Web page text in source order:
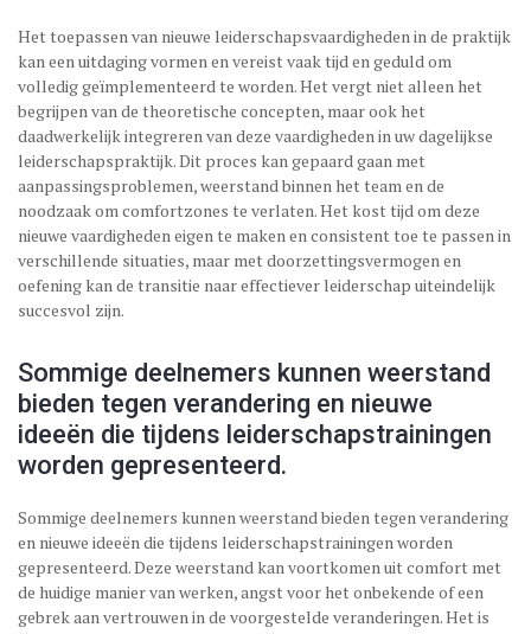
Het toepassen van nieuwe leiderschapsvaardigheden in de praktijk
kan een uitdaging vormen en vereist vaak tijd en geduld om
volledig geïmplementeerd te worden. Het vergt niet alleen het
begrijpen van de theoretische concepten, maar ook het
daadwerkelijk integreren van deze vaardigheden in uw dagelijkse
leiderschapspraktijk. Dit proces kan gepaard gaan met
aanpassingsproblemen, weerstand binnen het team en de
noodzaak om comfortzones te verlaten. Het kost tijd om deze
nieuwe vaardigheden eigen te maken en consistent toe te passen in
verschillende situaties, maar met doorzettingsvermogen en
oefening kan de transitie naar effectiever leiderschap uiteindelijk
succesvol zijn.
Sommige deelnemers kunnen weerstand
bieden tegen verandering en nieuwe
ideeën die tijdens leiderschapstrainingen
worden gepresenteerd.
Sommige deelnemers kunnen weerstand bieden tegen verandering
en nieuwe ideeën die tijdens leiderschapstrainingen worden
gepresenteerd. Deze weerstand kan voortkomen uit comfort met
de huidige manier van werken, angst voor het onbekende of een
gebrek aan vertrouwen in de voorgestelde veranderingen. Het is